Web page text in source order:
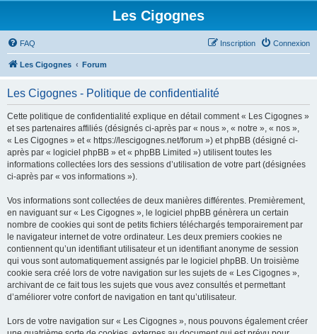
Les Cigognes
FAQ Connexion
Inscription
Les Cigognes Forum
Les Cigognes - Politique de confidentialité
Cette politique de confidentialité explique en détail comment « Les Cigognes »
et ses partenaires affiliés (désignés ci-après par « nous », « notre », « nos »,
« Les Cigognes » et « https://lescigognes.net/forum ») et phpBB (désigné ci-
après par « logiciel phpBB » et « phpBB Limited ») utilisent toutes les
informations collectées lors des sessions d’utilisation de votre part (désignées
ci-après par « vos informations »).
Vos informations sont collectées de deux manières différentes. Premièrement,
en naviguant sur « Les Cigognes », le logiciel phpBB génèrera un certain
nombre de cookies qui sont de petits fichiers téléchargés temporairement par
le navigateur internet de votre ordinateur. Les deux premiers cookies ne
contiennent qu’un identifiant utilisateur et un identifiant anonyme de session
qui vous sont automatiquement assignés par le logiciel phpBB. Un troisième
cookie sera créé lors de votre navigation sur les sujets de « Les Cigognes »,
archivant de ce fait tous les sujets que vous avez consultés et permettant
d’améliorer votre confort de navigation en tant qu’utilisateur.
Lors de votre navigation sur « Les Cigognes », nous pouvons également créer